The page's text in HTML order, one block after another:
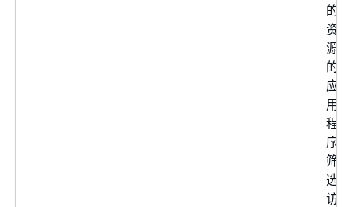
的
资
源
的
应
用
程
序
筛
选
访